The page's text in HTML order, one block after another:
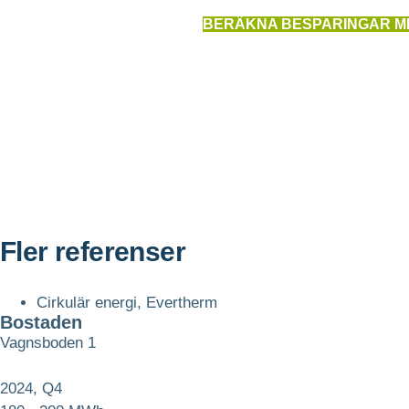
BERÄKNA BESPARINGAR
Fler referenser
Cirkulär energi, Evertherm
Bostaden
Vagnsboden 1
2024, Q4